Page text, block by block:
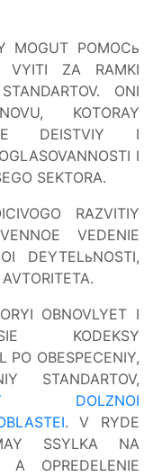
MOGUT POMOCь
VYITI ZA RAMKI
ONI
KOTORAY
DEISTVIY I
I
SEKTORA.
RAZVITIY
VEDENIE
DEYTELьNOSTI,
OBNOVLYET I
KODEKSY
PO OBESPECENIY,
STANDARTOV,
DOLZNOI
. V RYDE
SSYLKA NA
A OPREDELENIE